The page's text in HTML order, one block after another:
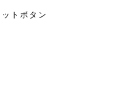
トボタン